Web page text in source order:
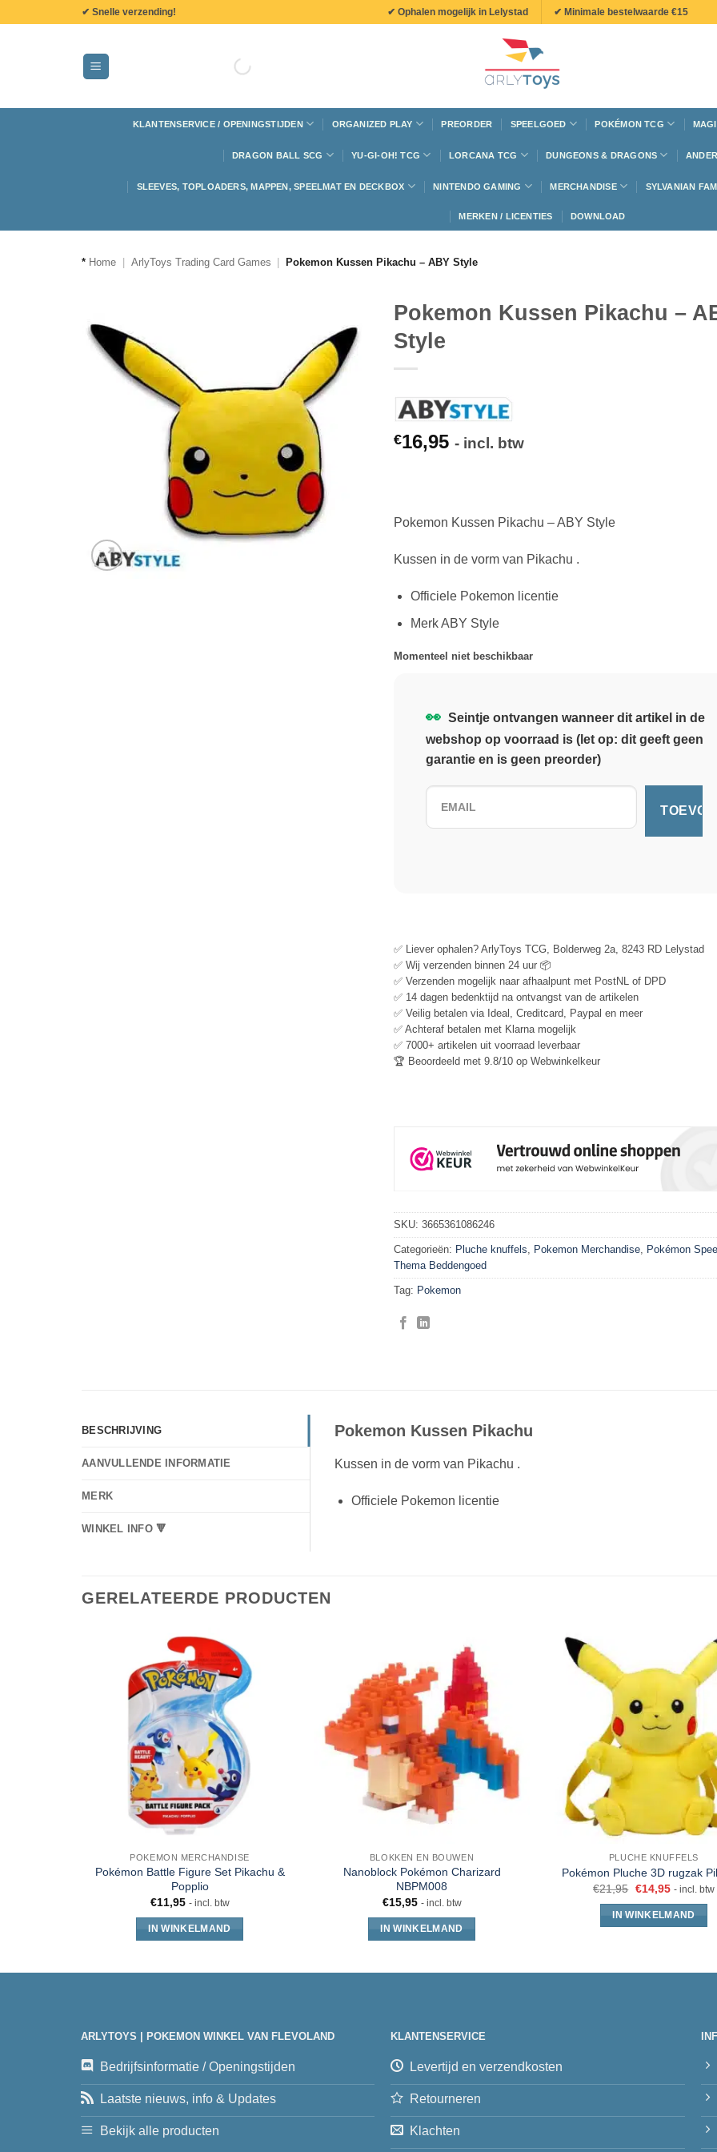
✔ Snelle verzending! ✔ Ophalen mogelijk in Lelystad ✔ Minimale bestelwaarde €15
KLANTENSERVICE / OPENINGSTIJDEN ORGANIZED PLAY PREORDER SPEELGOED POKÉMON TCG
DRAGON BALL SCG YU-GI-OH! TCG LORCANA TCG DUNGEONS & DRAGONS
SLEEVES, TOPLOADERS, MAPPEN, SPEELMAT EN DECKBOX NINTENDO GAMING MERCHANDISE SYLVANIAN
MERKEN / LICENTIES DOWNLOAD
* Home ArlyToys Trading Card Games Pokemon Kussen Pikachu – ABY Style
Pokemon Kussen Pikachu –
Style
€16,95 - incl. btw
Pokemon Kussen Pikachu – ABY Style
Kussen in de vorm van Pikachu .
Officiele Pokemon licentie
Merk ABY Style
Momenteel niet beschikbaar
👀 Seintje ontvangen wanneer dit artikel in de
webshop op voorraad is (let op: dit geeft geen
garantie en is geen preorder)
✅ Liever ophalen? ArlyToys TCG, Bolderweg 2a, 8243 RD Lelystad
✅ Wij verzenden binnen 24 uur 📦
✅ Verzenden mogelijk naar afhaalpunt met PostNL of DPD
✅ 14 dagen bedenktijd na ontvangst van de artikelen
✅ Veilig betalen via Ideal, Creditcard, Paypal en meer
✅ Achteraf betalen met Klarna mogelijk
✅ 7000+ artikelen uit voorraad leverbaar
🏆 Beoordeeld met 9.8/10 op Webwinkelkeur
SKU: 3665361086246
Categorieën: Pluche knuffels Pokemon Merchandise Pokémon
Thema Beddengoed
Tag: Pokemon
BESCHRIJVING
AANVULLENDE INFORMATIE
MERK
WINKEL INFO 🔻
Pokemon Kussen Pikachu
Kussen in de vorm van Pikachu .
Officiele Pokemon licentie
GERELATEERDE PRODUCTEN
POKEMON MERCHANDISE
Pokémon Battle Figure Set Pikachu &
Popplio
€11,95 - incl. btw
IN WINKELMAND
BLOKKEN EN BOUWEN
Nanoblock Pokémon Charizard
NBPM008
€15,95 - incl. btw
IN WINKELMAND
PLUCHE KNUFFELS
Pokémon Pluche 3D rugzak
€21,95 €14,95 - incl. btw
IN WINKELMAND
ARLYTOYS | POKEMON WINKEL VAN FLEVOLAND
Bedrijfsinformatie / Openingstijden
Laatste nieuws, info & Updates
Bekijk alle producten
KLANTENSERVICE
Levertijd en verzendkosten
Retourneren
Klachten